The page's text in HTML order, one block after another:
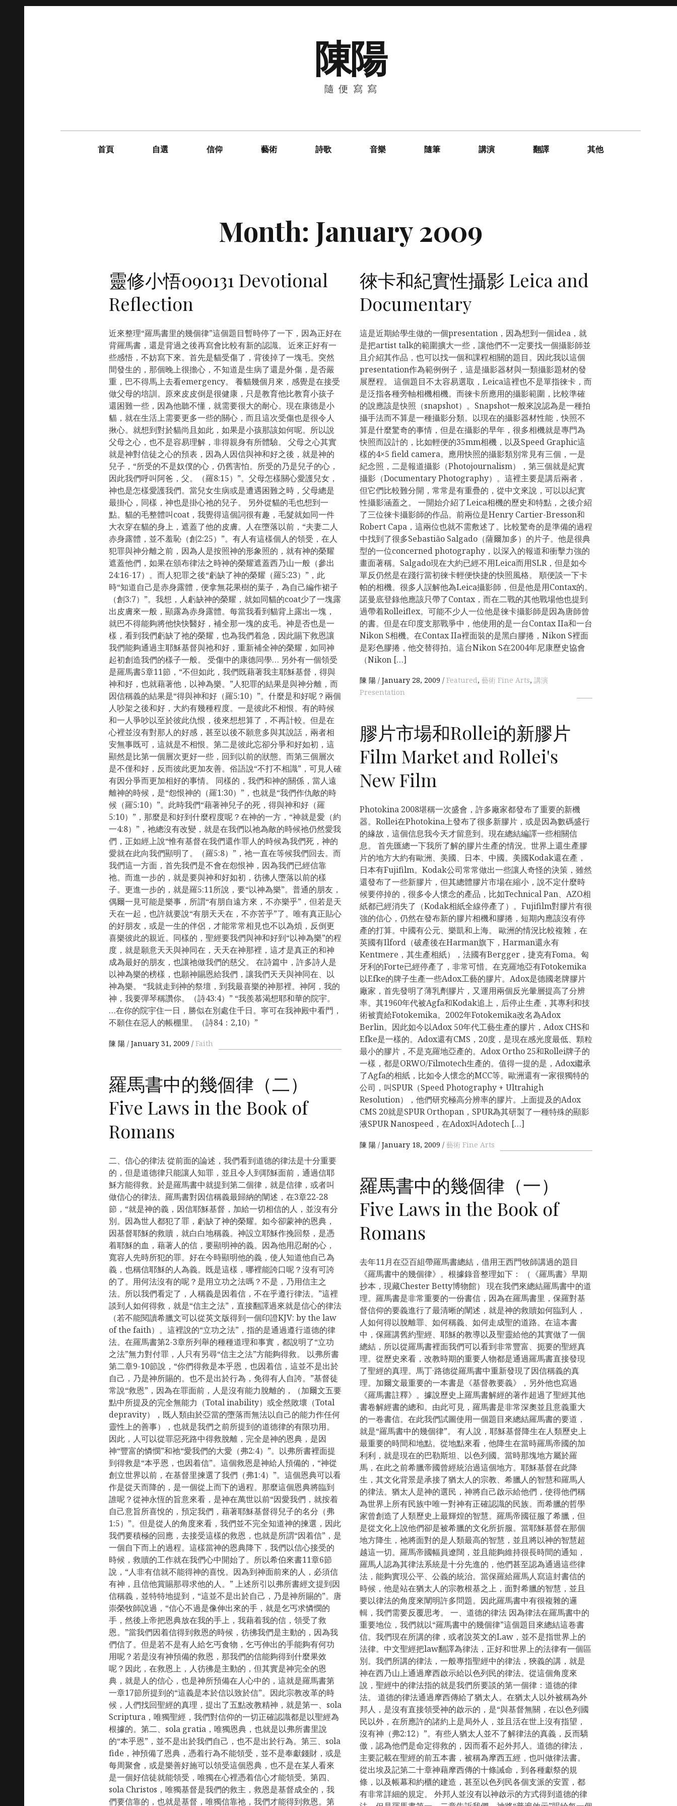
陳陽
隨便寫寫
首頁 自選 信仰 藝術 詩歌 音樂 隨筆 講演 翻譯 其他
Month: January 2009
靈修小悟090131 Devotional
Reflection
近來整理“羅馬書里的幾個律”這個題目暫時停了一下，因為正好在
背羅馬書，還是背過之後再寫會比較有新的認識。 近來正好有一
些感悟，不妨寫下來。首先是貓受傷了，背後掉了一塊毛。突然
間發生的，那個晚上很擔心，不知道是生病了還是外傷，是否嚴
重，巴不得馬上去看emergency。 養貓幾個月來，感覺是在接受
做父母的培訓。原來皮皮倒是很健康，只是教育他比教育小孩子
還困難一些，因為他聽不懂，就需要很大的耐心。現在康德是小
貓，就在生活上需要更多一些的關心，而且這次受傷也是很令人
揪心。就想到對於貓尚且如此，如果是小孩那該如何呢。所以說
父母之心，也不是容易理解，非得親身有所體驗。 父母之心其實
就是神對信徒之心的預表，因為人因信與神和好之後，就是神的
兒子，“所受的不是奴僕的心，仍舊害怕。所受的乃是兒子的心，
因此我們呼叫阿爸，父。（羅8:15）”。父母怎樣關心愛護兒女，
神也是怎樣愛護我們。當兒女生病或是遭遇困難之時，父母總是
最掛心，同樣，神也是掛心祂的兒子。 另外從貓的毛也想到一
點。貓的毛整體叫coat，我覺得這個詞很有趣，毛髮就如同一件
大衣穿在貓的身上，遮蓋了他的皮膚。人在墮落以前，“夫妻二人
赤身露體，並不羞恥（創2:25）”。有人有這樣個人的領受，在人
犯罪與神分離之前，因為人是按照神的形象照的，就有神的榮耀
遮蓋他們，如果在頒布律法之時神的榮耀遮蓋西乃山一般（參出
24:16-17）。而人犯罪之後“虧缺了神的榮耀（羅5:23）”，此
時“知道自己是赤身露體，便拿無花果樹的葉子，為自己編作裙子
（創3:7）”。我想，人虧缺神的榮耀，就如同貓的coat少了一塊露
出皮膚來一般，顯露為赤身露體。每當我看到貓背上露出一塊，
就巴不得能夠將他快快醫好，補全那一塊的皮毛。神是否也是一
樣，看到我們虧缺了祂的榮耀，也為我們着急，因此賜下救恩讓
我們能夠通過主耶穌基督與祂和好，重新補全神的榮耀，如同神
起初創造我們的樣子一般。 受傷中的康德同學… 另外有一個領受
是羅馬書5章11節，“不但如此，我們既藉著我主耶穌基督，得與
神和好，也就藉著他，以神為樂。”人犯罪的結果是與神分離，而
因信稱義的結果是“得與神和好（羅5:10）”。什麼是和好呢？兩個
人吵架之後和好，大約有幾種程度。一是彼此不相恨。有的時候
和一人爭吵以至於彼此仇恨，後來想想算了，不再計較。但是在
心裡並沒有對那人的好感，甚至以後不願意多與其說話，兩者相
安無事既可，這就是不相恨。第二是彼此忘卻分爭和好如初，這
顯然是比第一個層次更好一些，回到以前的狀態。而第三個層次
是不僅和好，反而彼此更加友善。俗語說“不打不相識”，可見人確
有因分爭而更加相好的事情。 同樣的，我們和神的關係，當人遠
離神的時候，是“怨恨神的（羅1:30）”，也就是“我們作仇敵的時
候（羅5:10）”。此時我們“藉著神兒子的死，得與神和好（羅
5:10）”，那麼是和好到什麼程度呢？在神的一方，“神就是愛（約
一4:8）”，祂總沒有改變，就是在我們以祂為敵的時候祂仍然愛我
們，正如經上說“惟有基督在我們還作罪人的時候為我們死，神的
愛就在此向我們顯明了。（羅5:8）”，祂一直在等候我們回去。而
我們這一方面，首先我們是不會在怨恨神，因為我們已經信靠
祂。而進一步的，就是要與神和好如初，彷彿人墮落以前的樣
子。更進一步的，就是羅5:11所說，要“以神為樂”。普通的朋友，
偶爾一見可能是樂事，所謂“有朋自遠方來，不亦樂乎”，但若是天
天在一起，也許就要說“有朋天天在，不亦苦乎”了。唯有真正貼心
的好朋友，或是一生的伴侶，才能常常相見也不以為煩，反倒更
喜樂彼此的親近。同樣的，聖經要我們與神和好到“以神為樂”的程
度，就是願意天天與神同在，天天在神那裡，這才是真正的和神
成為最好的朋友，也讓祂做我們的慈父。 在詩篇中，許多詩人是
以神為樂的榜樣，也願神賜恩給我們，讓我們天天與神同在、以
神為樂。 “我就走到神的祭壇，到我最喜樂的神那裡。神阿，我的
神，我要彈琴稱讚你。（詩43:4）” “我羨慕渴想耶和華的院宇。
…在你的院宇住一日，勝似在別處住千日。寧可在我神殿中看門，
不願住在惡人的帳棚里。（詩84：2,10）”
陳 陽 January 31, 2009 Faith
徠卡和紀實性攝影 Leica and
Documentary
這是近期給學生做的一個presentation，因為想到一個idea，就
是把artist talk的範圍擴大一些，讓他們不一定要找一個攝影師並
且介紹其作品，也可以找一個和課程相關的題目。因此我以這個
presentation作為範例例子，這是攝影器材與一類攝影題材的發
展歷程。 這個題目不太容易選取，Leica這裡也不是單指徠卡，而
是泛指各種旁軸相機相機。而徠卡所應用的攝影範圍，比較準確
的說應該是快照（snapshot）。Snapshot一般來說認為是一種拍
攝手法而不算是一種攝影分類。以現在的攝影器材性能，快照不
算是什麼驚奇的事情，但是在攝影的早年，很多相機就是專門為
快照而設計的，比如輕便的35mm相機，以及Speed Graphic這
樣的4×5 field camera。應用快照的攝影類別常見有三個，一是
紀念照，二是報道攝影（Photojournalism），第三個就是紀實
攝影（Documentary Photography）。這裡主要是講后兩者，
但它們比較難分開，常常是有重疊的，從中文來說，可以以紀實
性攝影涵蓋之。 一開始介紹了Leica相機的歷史和特點，之後介紹
了三位徠卡攝影師的作品。前兩位是Henry Cartier-Bresson和
Robert Capa，這兩位也就不需敷述了。比較驚奇的是準備的過程
中找到了很多Sebastião Salgado（薩爾加多）的片子。他是很典
型的一位concerned photography，以深入的報道和衝擊力強的
畫面著稱。Salgado現在大約已經不用Leica而用SLR，但是如今
單反仍然是在踐行當初徠卡輕便快捷的快照風格。 順便談一下卡
帕的相機。很多人誤解他為Leica攝影師，但是他是用Contax的。
諾曼底登錄他應該只帶了Contax，而在二戰的其他戰場他也提到
過帶着Rolleiflex。可能不少人一位他是徠卡攝影師是因為唐師曾
的書。但是在印度支那戰爭中，他使用的是一台Contax IIa和一台
Nikon S相機。在Contax IIa裡面裝的是黑白膠捲，Nikon S裡面
是彩色膠捲，他交替得拍。這台Nikon S在2004年尼康歷史協會
（Nikon […]
陳 陽 January 28, 2009 Featured, 藝術 Fine Arts, 講演
Presentation
膠片市場和Rollei的新膠片
Film Market and Rollei's
New Film
Photokina 2008堪稱一次盛會，許多廠家都發布了重要的新機
器。Rollei在Photokina上發布了很多新膠片，或是因為數碼盛行
的緣故，這個信息我今天才留意到。現在總結編譯一些相關信
息。 首先匯總一下我所了解的膠片生產的情況。世界上還生產膠
片的地方大約有歐洲、美國、日本、中國。美國Kodak還在產，
日本有Fujifilm。Kodak公司常常做出一些讓人奇怪的決策，雖然
還發布了一些新膠片，但其總體膠片市場在縮小，說不定什麼時
候要停掉的，很多令人懷念的產品，比如Technical Pan、AZO相
紙都已經消失了（Kodak相紙全線停產了）。Fujifilm對膠片有很
強的信心，仍然在發布新的膠片相機和膠捲，短期內應該沒有停
產的打算。中國有公元、樂凱和上海。 歐洲的情況比較複雜，在
英國有Ilford（破產後在Harman旗下，Harman還永有
Kentmere，其生產相紙），法國有Bergger，捷克有Foma。匈
牙利的Forte已經停產了，非常可惜。在克羅地亞有Fotokemika
以Efke的牌子生產一些Adox工藝的膠片。Adox是德國老牌膠片
廠家，首先發明了薄乳劑膠片，又運用兩個反光暈層提高了分辨
率。其1960年代被Agfa和Kodak追上，后停止生產，其專利和技
術被賣給Fotokemika。2002年Fotokemika改名為Adox
Berlin。因此如今以Adox 50年代工藝生產的膠片，Adox CHS和
Efke是一樣的。Adox還有CMS，20度，是現在感光度最低、顆粒
最小的膠片，不是克羅地亞產的。Adox Ortho 25和Rollei牌子的
一樣，都是ORWO/Filmotech生產的。值得一提的是，Adox繼承
了Agfa的相紙，比如令人懷念的MCC等。歐洲還有一家很獨特的
公司，叫SPUR（Speed Photography + Ultrahigh
Resolution），他們研究極高分辨率的膠片。上面提及的Adox
CMS 20就是SPUR Orthopan，SPUR為其研製了一種特殊的顯影
液SPUR Nanospeed，在Adox叫Adotech […]
陳 陽 January 18, 2009 藝術 Fine Arts
羅馬書中的幾個律（二）
Five Laws in the Book of
Romans
二、信心的律法 從前面的論述，我們看到道德的律法是十分重要
的，但是道德律只能讓人知罪，並且令人到耶穌面前，通過信耶
穌方能得救。於是羅馬書中就提到第二個律，就是信律，或者叫
做信心的律法。羅馬書對因信稱義最歸納的闡述，在3章22-28
節，“就是神的義，因信耶穌基督，加給一切相信的人，並沒有分
別。因為世人都犯了罪，虧缺了神的榮耀。如今卻蒙神的恩典，
因基督耶穌的救贖，就白白地稱義。神設立耶穌作挽回祭，是憑
着耶穌的血，藉著人的信，要顯明神的義。因為他用忍耐的心，
寬容人先時所犯的罪。好在今時顯明他的義，使人知道他自己為
義，也稱信耶穌的人為義。既是這樣，哪裡能誇口呢？沒有可誇
的了。用何法沒有的呢？是用立功之法嗎？不是，乃用信主之
法。所以我們看定了，人稱義是因着信，不在乎遵行律法。”這裡
談到人如何得救，就是“信主之法”，直接翻譯過來就是信心的律法
（若不能閱讀希臘文可以從英文版得到一個印證KJV: by the law
of the faith）。這裡說的“立功之法”，指的是通過遵行道德的律
法。在羅馬書第2-3章所列舉的種種道理和事實，都說明了“立功
之法”無力對付罪，人只有另尋“信主之法”方能夠得救。 以弗所書
第二章9-10節說，“你們得救是本乎恩，也因着信，這並不是出於
自己，乃是神所賜的。也不是出於行為，免得有人自誇。”基督徒
常說“救恩”，因為在罪面前，人是沒有能力脫離的，（加爾文五要
點中所提及的完全無能力（Total inability）或全然敗壞（Total
depravity），既人類由於亞當的墮落而無法以自己的能力作任何
靈性上的善事），也就是我們之前所提到的道德律的有限功用。
因此，人可以從罪惡死路中得救脫離，完全是神的恩典，是因
神“豐富的憐憫”和祂“愛我們的大愛（弗2:4）”。以弗所書裡面提
到得救是“本乎恩，也因着信”。這個救恩是神給人預備的，“神從
創立世界以前，在基督里揀選了我們（弗1:4）”。這個恩典可以看
作是從天而降的，是一個從上而下的過程。那麼這個恩典將臨到
誰呢？從神永恆的旨意來看，是神在萬世以前“因愛我們，就按着
自己意旨所喜悅的，預定我們，藉著耶穌基督得兒子的名分（弗
1:5）”。但是從人的角度來看，我們並不完全知道神的揀選，因此
我們要積極的回應，去接受這樣的救恩，也就是所謂“因着信”，是
一個自下而上的過程。這樣當神的恩典降下，我們以信心接受的
時候，救贖的工作就在我們心中開始了。所以希伯來書11章6節
說，“人非有信就不能得神的喜悅。因為到神面前來的人，必須信
有神，且信他賞賜那尋求他的人。” 上述所引以弗所書經文提到因
信稱義，並特特地提到，“這並不是出於自己，乃是神所賜的”。唐
崇榮牧師說過，“信心不過是像伸出來的手，就是乞丐求憐憫的
手，然後上帝把恩典放在我的手上，我藉着我的信，領受了救
恩。”當我們因着信得到救恩的時候，彷彿我們是主動的，因為我
們信了。但是若不是有人給乞丐食物，乞丐伸出的手能夠有何功
用呢？若是沒有神預備的救恩，那我們的信能夠得到什麼果效
呢？因此，在救恩上，人彷彿是主動的，但其實是神完全的恩
典，就是人的信心，也是神所預備在人心中的，這就是羅馬書第
一章17節所提到的“這義是本於信以致於信”。因此宗教改革的時
候，人們找回聖經的真理，提出了五點改教精神，就是第一、sola
Scriptura，唯獨聖經，我們對信仰的一切正確認識都是以聖經為
根據的。第二、sola gratia，唯獨恩典，也就是以弗所書里說
的“本乎恩”，並不是出於我們自己，也不是出於行為。第三、sola
fide，神預備了恩典，憑着行為不能領受，並不是奉獻錢財，或是
每周聚會，或是樂善好施可以領受這個恩典，也不是在某人看來
是一個好信徒就能領受，唯獨在心裡憑着信心才能領受。第四、
sola Christos，唯獨基督是我們的救主，救恩是基督成全的，我
們要信靠的，也就是基督，唯獨信靠祂，我們才能得到救恩。第
羅馬書中的幾個律（一）
Five Laws in the Book of
Romans
去年11月在亞百組帶羅馬書總結，借用王西門牧師講過的題目
《羅馬書中的幾個律》。根據錄音整理如下： （《羅馬書》早期
抄本，現藏Chester Betty博物館） 現在我們來總結羅馬書中的道
理。羅馬書是非常重要的一份書信，因為在羅馬書里，保羅對基
督信仰的要義進行了最清晰的闡述，就是神的救贖如何臨到人，
人如何得以脫離罪、如何稱義、如何走成聖的道路。在這本書
中，保羅講舊約聖經、耶穌的教導以及聖靈給他的其實做了一個
總結，所以從羅馬書裡面我們可以看到非常豐富、扼要的聖經真
理。從歷史來看，改教時期的重要人物都是通過羅馬書直接發現
了聖經的真理。馬丁·路德從羅馬書中重新發現了因信稱義的真
理。加爾文最重要的一本書是《基督教要義》，另外他也寫過
《羅馬書註釋》。據說歷史上羅馬書解經的著作超過了聖經其他
書卷解經書的總和。由此可見，羅馬書是非常深奧並且意義重大
的一卷書信。在此我們試圖使用一個題目來總結羅馬書的要道，
就是“羅馬書中的幾個律”。 有人說，耶穌基督降生在人類歷史上
最重要的時間和地點。從地點來看，他降生在當時羅馬帝國的加
利利，就是現在的巴勒斯坦、以色列國。當時那塊地方屬於羅
馬，在此之前希臘帝國曾經統治過這個地方。耶穌基督在此降
生，其文化背景是承接了猶太人的宗教、希臘人的智慧和羅馬人
的律法。猶太人是神的選民，神將自己啟示給他們，使得他們稱
為世界上所有民族中唯一對神有正確認識的民族。而希臘的哲學
家曾創造了人類歷史上最輝煌的智慧。羅馬帝國征服了希臘，但
是從文化上說他們卻是被希臘的文化所折服。當耶穌基督在那個
地方降生，祂將面對的是人類最高的智慧，並且將以神的智慧超
越這一切。羅馬帝國幅員遼闊，並且能夠維持很長時間的通知，
羅馬人認為其律法系統是十分先進的，他們甚至認為通過這些律
法，能夠實現公平、公義的統治。當保羅給羅馬人寫這封書信的
時候，他是站在猶太人的宗教根基之上，面對希臘的智慧，並且
要以律法的角度來闡明許多問題。因此羅馬書中有很複雜的邏
輯，我們需要反覆思考。 一、道德的律法 因為律法在羅馬書中的
重要地位，我們就以“羅馬書中的幾個律”這個題目來總結這卷書
信。我們現在所講的律，或者說英文的Law，並不是指世界上的
法律。中文聖經把law翻譯為律法，正好和世界上的法律有一個區
別。我們所講的律法，一般專指聖經中的律法，狹義的講，就是
神在西乃山上通過摩西啟示給以色列民的律法。從這個角度來
說，聖經中的律法指的就是我們所要談的第一個律：道德的律
法。 道德的律法通過摩西傳給了猶太人。在猶太人以外被稱為外
邦人，是沒有直接領受神的啟示的，是“與基督無關，在以色列國
民以外，在所應許的諸約上是局外人，並且活在世上沒有指望，
沒有神（弗2:12）”。有些人猶太人並不了解律法的真義，反而驕
傲，認為他們是命定得救的，因而看不起外邦人。道德的律法，
主要記載在聖經的前五本書，被稱為摩西五經，也叫做律法書。
從出埃及記第二十章神藉摩西傳的十條誡命，到各種獻祭的規
條，以及帳幕和約櫃的建造，甚至以色列民各個支派的安置，都
有非常詳細的規定。 外邦人並沒有以神啟示的方式得到道德的律